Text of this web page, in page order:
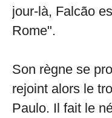
jour-là, Falcão
Rome".
Son règne se
rejoint alors le
Paulo. Il fait le